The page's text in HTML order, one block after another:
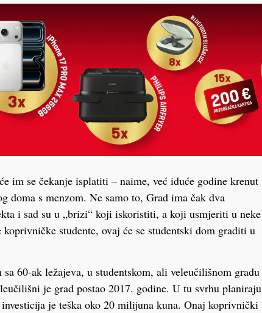
im se čekanje isplatiti – naime, već iduće godine krenut
doma s menzom. Ne samo to, Grad ima čak dva
i sad su u „brizi“ koji iskoristiti, a koji usmjeriti u neke
studente, ovaj će se studentski dom graditi u
60-ak ležajeva, u studentskom, ali veleučilišnom gradu
je grad postao 2017. godine. U tu svrhu planiraju
je teška oko 20 milijuna kuna. Onaj koprivnički